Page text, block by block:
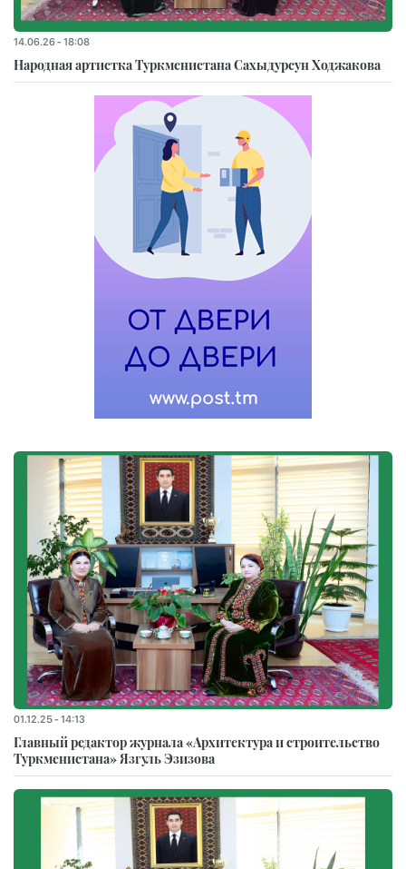
14.06.26 - 18:08
Народная артистка Туркменистана Сахыдурсун Ходжакова
01.12.25 - 14:13
Главный редактор журнала «Архитектура и строительство
Туркменистана» Язгуль Эзизова